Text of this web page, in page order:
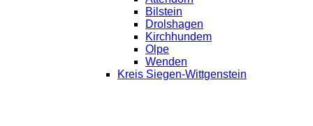
Bilstein
Drolshagen
Kirchhundem
Olpe
Wenden
Kreis Siegen-Wittgenstein